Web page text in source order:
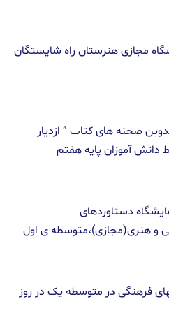
مجازی هنرستان راه شایستگان
صحنه های کتاب ” ازدیار
آموزان پایه هفتم
دستاوردهای
و هنری(مجازی)،متوسطه ی اول
فرهنگی در متوسطه یک در روز